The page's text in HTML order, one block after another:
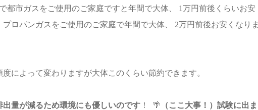
都市ガスをご使用のご家庭ですと年間で大体、 1万円前後くらいお安
プロパンガスをご使用のご家庭で年間で大体、 2万円前後お安くなりま
度によって変わりますが大体このくらい節約できます。
出量が減るため環境にも優しいのです ！ 🌴 （ここ大事！）試験に出ま